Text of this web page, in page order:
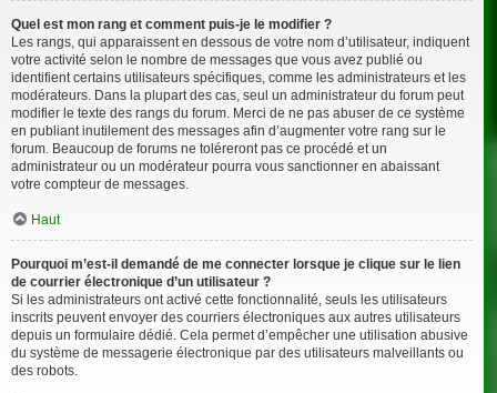
Quel est mon rang et comment puis-je le modifier ?
Les rangs, qui apparaissent en dessous de votre nom d’utilisateur, indiquent
votre activité selon le nombre de messages que vous avez publié ou
identifient certains utilisateurs spécifiques, comme les administrateurs et les
modérateurs. Dans la plupart des cas, seul un administrateur du forum peut
modifier le texte des rangs du forum. Merci de ne pas abuser de ce système
en publiant inutilement des messages afin d’augmenter votre rang sur le
forum. Beaucoup de forums ne toléreront pas ce procédé et un
administrateur ou un modérateur pourra vous sanctionner en abaissant
votre compteur de messages.
Haut
Pourquoi m’est-il demandé de me connecter lorsque je clique sur le lien
de courrier électronique d’un utilisateur ?
Si les administrateurs ont activé cette fonctionnalité, seuls les utilisateurs
inscrits peuvent envoyer des courriers électroniques aux autres utilisateurs
depuis un formulaire dédié. Cela permet d’empêcher une utilisation abusive
du système de messagerie électronique par des utilisateurs malveillants ou
des robots.